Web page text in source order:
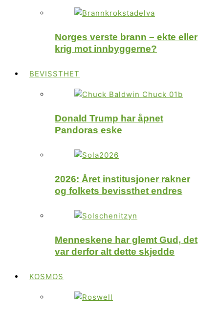
Norges verste brann – ekte eller
krig mot innbyggerne?
BEVISSTHET
Donald Trump har åpnet
Pandoras eske
2026: Året institusjoner rakner
og folkets bevissthet endres
Menneskene har glemt Gud, det
var derfor alt dette skjedde
KOSMOS